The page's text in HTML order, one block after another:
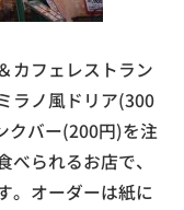
カフェレストラン
ラノ風ドリア(300
クバー(200円)を注
られるお店で、
。オーダーは紙に